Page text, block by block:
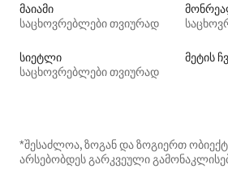
მაიამი
საცხოვრებლები თვიურად
სიეტლი
საცხოვრებლები თვიურად
მეტის
*შესაძლოა, ზოგან და ზოგიერთ
არსებობდეს გარკვეული